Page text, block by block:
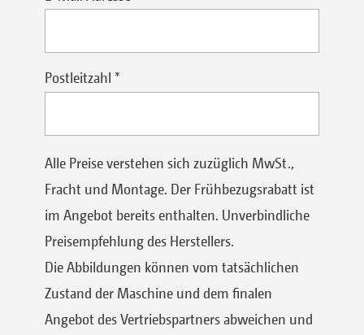
Postleitzahl *
Alle Preise verstehen sich zuzüglich MwSt.,
Fracht und Montage. Der Frühbezugsrabatt ist
im Angebot bereits enthalten. Unverbindliche
Preisempfehlung des Herstellers.
Die Abbildungen können vom tatsächlichen
Zustand der Maschine und dem finalen
Angebot des Vertriebspartners abweichen und